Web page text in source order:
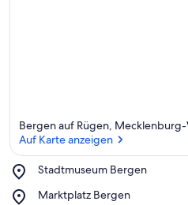
Bergen auf Rügen, Mecklenburg-
Auf Karte anzeigen
Stadtmuseum Bergen
Place,
Bergen
Marktplatz Bergen
Place,